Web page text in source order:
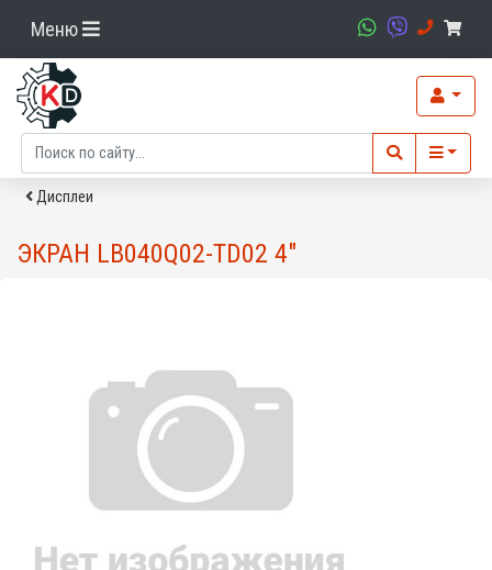
Меню
Дисплеи
ЭКРАН LB040Q02-TD02 4"